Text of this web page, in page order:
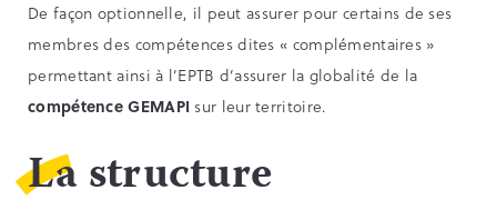
De façon optionnelle, il peut assurer pour certains de ses
membres des compétences dites « complémentaires »
permettant ainsi à l’EPTB d’assurer la globalité de la
compétence GEMAPI sur leur territoire.
La structure